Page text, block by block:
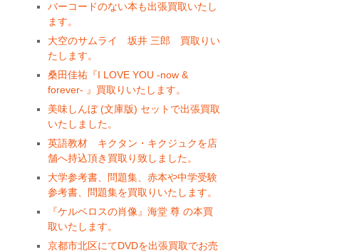
バーコードのない本も出張買取いたし
ます。
大空のサムライ 坂井 三郎 買取りい
たします。
桑田佳祐『I LOVE YOU -now &
forever- 』買取りいたします。
美味しんぼ (文庫版) セットで出張買取
いたしました。
英語教材 キクタン・キクジュクを店
舗へ持込頂き買取り致しました。
大学参考書、問題集、赤本や中学受験
参考書、問題集を買取りいたします。
『ケルベロスの肖像』海堂 尊 の本買
取いたします。
京都市北区にてDVDを出張買取でお売